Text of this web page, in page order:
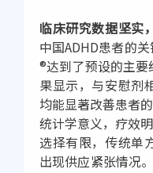
临床研究数据坚实
中国ADHD患者的
®达到了预设的主
果显示，与安慰剂
均能显著改善患者
统计学意义，疗效
选择有限，传统单
出现供应紧张情况